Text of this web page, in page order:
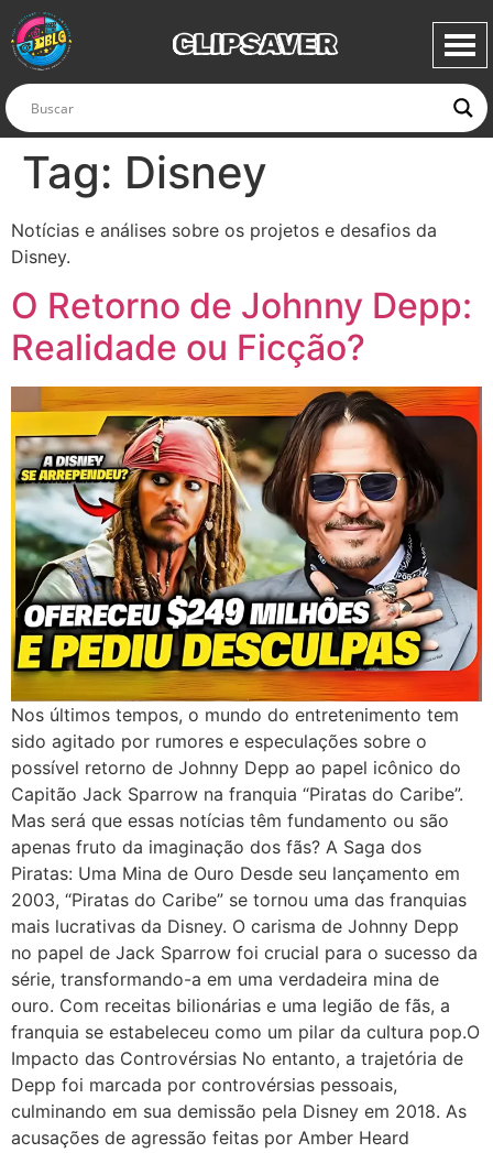
CLIPSAVER
Tag: Disney
Notícias e análises sobre os projetos e desafios da
Disney.
O Retorno de Johnny Depp:
Realidade ou Ficção?
Nos últimos tempos, o mundo do entretenimento tem
sido agitado por rumores e especulações sobre o
possível retorno de Johnny Depp ao papel icônico do
Capitão Jack Sparrow na franquia “Piratas do Caribe”.
Mas será que essas notícias têm fundamento ou são
apenas fruto da imaginação dos fãs? A Saga dos
Piratas: Uma Mina de Ouro Desde seu lançamento em
2003, “Piratas do Caribe” se tornou uma das franquias
mais lucrativas da Disney. O carisma de Johnny Depp
no papel de Jack Sparrow foi crucial para o sucesso da
série, transformando-a em uma verdadeira mina de
ouro. Com receitas bilionárias e uma legião de fãs, a
franquia se estabeleceu como um pilar da cultura pop.O
Impacto das Controvérsias No entanto, a trajetória de
Depp foi marcada por controvérsias pessoais,
culminando em sua demissão pela Disney em 2018. As
acusações de agressão feitas por Amber Heard